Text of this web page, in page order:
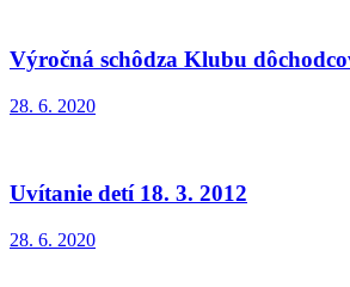
Výročná schôdza Klubu
28. 6. 2020
Uvítanie detí 18. 3. 2012
28. 6. 2020